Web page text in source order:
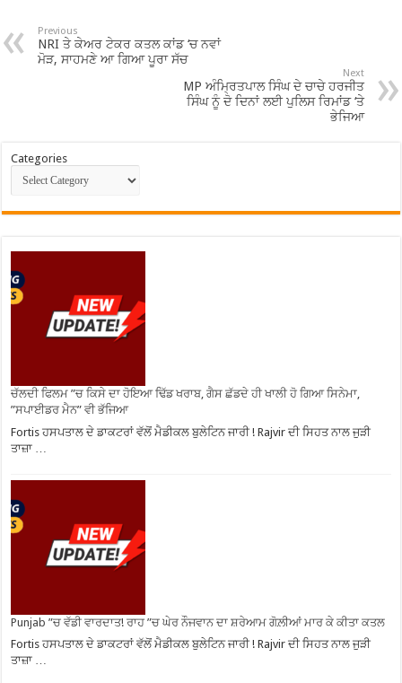
Previous
NRI ਤੇ ਕੇਅਰ ਟੇਕਰ ਕਤਲ ਕਾਂਡ ‘ਚ ਨਵਾਂ
ਮੋੜ, ਸਾਹਮਣੇ ਆ ਗਿਆ ਪੂਰਾ ਸੱਚ
Next
MP ਅੰਮ੍ਰਿਤਪਾਲ ਸਿੰਘ ਦੇ ਚਾਚੇ ਹਰਜੀਤ
ਸਿੰਘ ਨੂੰ ਦੋ ਦਿਨਾਂ ਲਈ ਪੁਲਿਸ ਰਿਮਾਂਡ ‘ਤੇ
ਭੇਜਿਆ
Categories
ਚੱਲਦੀ ਫਿਲਮ ”ਚ ਕਿਸੇ ਦਾ ਹੋਇਆ ਢਿੱਡ ਖਰਾਬ, ਗੈਸ ਛੱਡਦੇ ਹੀ ਖਾਲੀ ਹੋ ਗਿਆ ਸਿਨੇਮਾ,
”ਸਪਾਈਡਰ ਮੈਨ” ਵੀ ਭੱਜਿਆ
Fortis ਹਸਪਤਾਲ ਦੇ ਡਾਕਟਰਾਂ ਵੱਲੋਂ ਮੈਡੀਕਲ ਬੁਲੇਟਿਨ ਜਾਰੀ ! Rajvir ਦੀ ਸਿਹਤ ਨਾਲ ਜੁੜੀ
ਤਾਜ਼ਾ …
Punjab ”ਚ ਵੱਡੀ ਵਾਰਦਾਤ! ਰਾਹ ”ਚ ਘੇਰ ਨੌਜਵਾਨ ਦਾ ਸ਼ਰੇਆਮ ਗੋਲ਼ੀਆਂ ਮਾਰ ਕੇ ਕੀਤਾ ਕਤਲ
Fortis ਹਸਪਤਾਲ ਦੇ ਡਾਕਟਰਾਂ ਵੱਲੋਂ ਮੈਡੀਕਲ ਬੁਲੇਟਿਨ ਜਾਰੀ ! Rajvir ਦੀ ਸਿਹਤ ਨਾਲ ਜੁੜੀ
ਤਾਜ਼ਾ …